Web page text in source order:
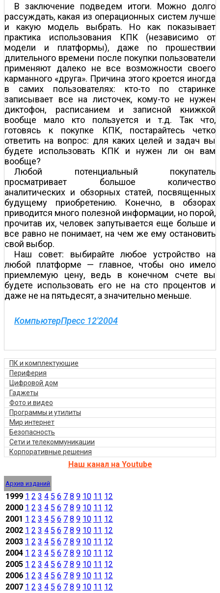
В заключение подведем итоги. Можно долго
рассуждать, какая из операционных систем лучше
и какую модель выбрать. Но как показывает
практика использования КПК (независимо от
модели и платформы), даже по прошествии
длительного времени после покупки пользователи
применяют далеко не все возможности своего
карманного «друга». Причина этого кроется иногда
в самих пользователях: кто-то по старинке
записывает все на листочек, кому-то не нужен
диктофон, расписанием и записной книжкой
вообще мало кто пользуется и т.д. Так что,
готовясь к покупке КПК, постарайтесь четко
ответить на вопрос: для каких целей и задач вы
будете использовать КПК и нужен ли он вам
вообще?
Любой потенциальный покупатель
просматривает большое количество
аналитических и обзорных статей, посвященных
будущему приобретению. Конечно, в обзорах
приводится много полезной информации, но порой,
прочитав их, человек запутывается еще больше и
все равно не понимает, на чем же ему остановить
свой выбор.
Наш совет: выбирайте любое устройство на
любой платформе — главное, чтобы оно имело
приемлемую цену, ведь в конечном счете вы
будете использовать его не на сто процентов и
даже не на пятьдесят, а значительно меньше.
КомпьютерПресс 12'2004
ПК и комплектующие
Периферия
Цифровой дом
Гаджеты
Фото и видео
Программы и утилиты
Мир интернет
Безопасность
Сети и телекоммуникации
Корпоративные решения
Наш канал на Youtube
Архив изданий
1999 1 2 3 4 5 6 7 8 9 10 11 12
2000 1 2 3 4 5 6 7 8 9 10 11 12
2001 1 2 3 4 5 6 7 8 9 10 11 12
2002 1 2 3 4 5 6 7 8 9 10 11 12
2003 1 2 3 4 5 6 7 8 9 10 11 12
2004 1 2 3 4 5 6 7 8 9 10 11 12
2005 1 2 3 4 5 6 7 8 9 10 11 12
2006 1 2 3 4 5 6 7 8 9 10 11 12
2007 1 2 3 4 5 6 7 8 9 10 11 12